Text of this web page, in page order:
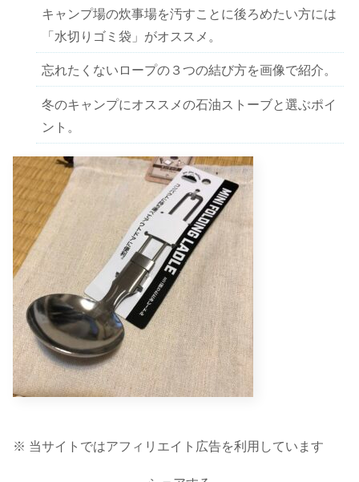
キャンプ場の炊事場を汚すことに後ろめたい方には
「水切りゴミ袋」がオススメ。
忘れたくないロープの３つの結び方を画像で紹介。
冬のキャンプにオススメの石油ストーブと選ぶポイ
ント。
※ 当サイトではアフィリエイト広告を利用しています